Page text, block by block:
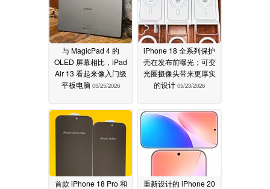
与 MagicPad 4 的
OLED 屏幕相比，iPad
Air 13 看起来像入门级
平板电脑 05/25/2026
iPhone 18 全系列保护
壳在发布前曝光；可变
光圈摄像头带来更厚实
的设计 05/23/2026
首款 iPhone 18 Pro 和
重新设计的 iPhone 20